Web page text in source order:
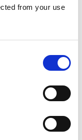
from your use